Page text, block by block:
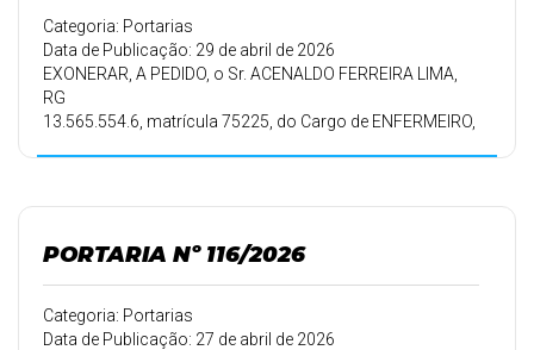
Categoria: Portarias
Data de Publicação: 29 de abril de 2026
EXONERAR, A PEDIDO, o Sr. ACENALDO FERREIRA LIMA,
RG
13.565.554.6, matrícula 75225, do Cargo de ENFERMEIRO,
PORTARIA Nº 116/2026
Categoria: Portarias
Data de Publicação: 27 de abril de 2026